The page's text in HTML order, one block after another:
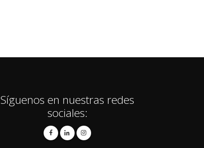
Síguenos en nuestras redes
sociales: